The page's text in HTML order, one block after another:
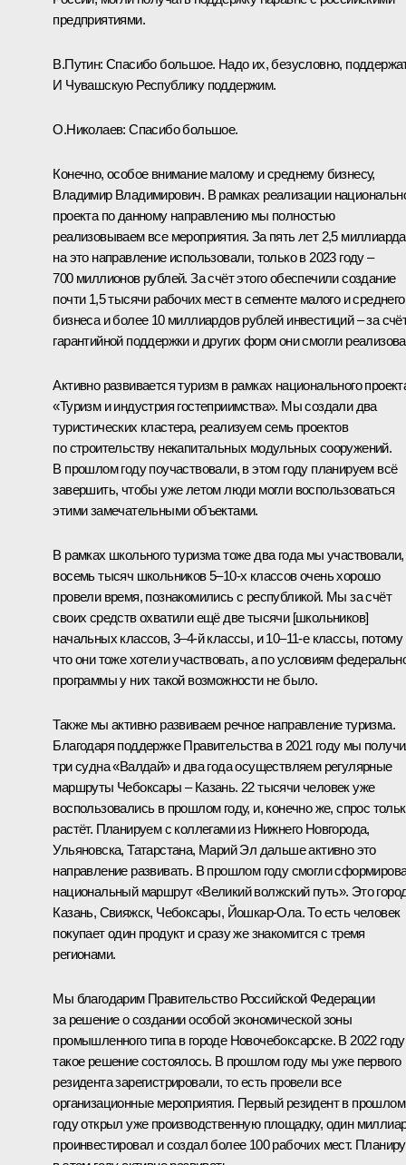
предприятиями.
В.Путин: Спасибо большое. Надо их, безусловно,
И Чувашскую Республику поддержим.
О.Николаев: Спасибо большое.
Конечно, особое внимание малому и среднему бизнесу,
Владимир Владимирович. В рамках реализации
проекта по данному направлению мы полностью
реализовываем все мероприятия. За пять лет 2,5 миллиарда
на это направление использовали, только в 2023 году –
700 миллионов рублей. За счёт этого обеспечили создание
почти 1,5 тысячи рабочих мест в сегменте малого и среднего
бизнеса и более 10 миллиардов рублей инвестиций – за
гарантийной поддержки и других форм они смогли
Активно развивается туризм в рамках национального
«Туризм и индустрия гостеприимства». Мы создали два
туристических кластера, реализуем семь проектов
по строительству некапитальных модульных сооружений.
В прошлом году поучаствовали, в этом году планируем всё
завершить, чтобы уже летом люди могли воспользоваться
этими замечательными объектами.
В рамках школьного туризма тоже два года мы участвовали,
восемь тысяч школьников 5–10-х классов очень хорошо
провели время, познакомились с республикой. Мы за счёт
своих средств охватили ещё две тысячи [школьников]
начальных классов, 3–4-й классы, и 10–11-е классы, потому
что они тоже хотели участвовать, а по условиям
программы у них такой возможности не было.
Также мы активно развиваем речное направление туризма.
Благодаря поддержке Правительства в 2021 году мы
три судна «Валдай» и два года осуществляем регулярные
маршруты Чебоксары – Казань. 22 тысячи человек уже
воспользовались в прошлом году, и, конечно же, спрос
растёт. Планируем с коллегами из Нижнего Новгорода,
Ульяновска, Татарстана, Марий Эл дальше активно это
направление развивать. В прошлом году смогли
национальный маршрут «Великий волжский путь». Это
Казань, Свияжск, Чебоксары, Йошкар-Ола. То есть человек
покупает один продукт и сразу же знакомится с тремя
регионами.
Мы благодарим Правительство Российской Федерации
за решение о создании особой экономической зоны
промышленного типа в городе Новочебоксарске. В 2022 году
такое решение состоялось. В прошлом году мы уже первого
резидента зарегистрировали, то есть провели все
организационные мероприятия. Первый резидент в прошлом
году открыл уже производственную площадку, один
проинвестировал и создал более 100 рабочих мест.